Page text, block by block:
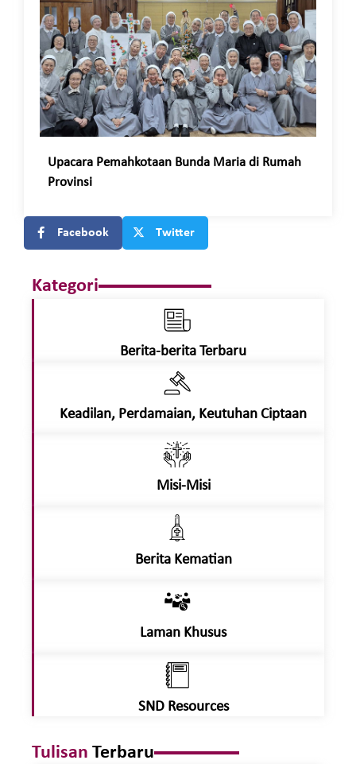
Upacara Pemahkotaan Bunda Maria di Rumah
Provinsi
Facebook Twitter
Kategori
Berita-berita Terbaru
Keadilan, Perdamaian, Keutuhan Ciptaan
Misi-Misi
Berita Kematian
Laman Khusus
SND Resources
Tulisan Terbaru